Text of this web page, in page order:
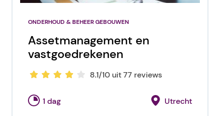
ONDERHOUD & BEHEER GEBOUWEN
Assetmanagement en
vastgoedrekenen
8.1/10 uit 77 reviews
1 dag Utrecht